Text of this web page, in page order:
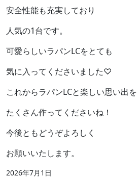
安全性能も充実しており
人気の1台です。
可愛らしいラパンLCをとても
気に入ってくださいました♡
これからラパンLCと楽しい思い出を
たくさん作ってくださいね！
今後ともどうぞよろしく
お願いいたします。
2026年7月1日